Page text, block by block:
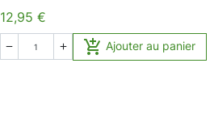
12,95 €
   Ajouter au panier